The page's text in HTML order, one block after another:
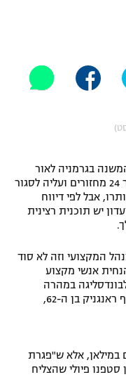
בגרמניה לאור
העובדה שהיא עם 10 נקודות בלבד לאחר 24 מחזורים ועליה לסגור
אבל לפי דיווח
יש תוכנית רצינית
המקצועי וזה לא סוד
אנשי מקצוע
במהרה
ונראה שהמנהל המקצועי הבא יהיה ראלף ראנגניק בן ה-62,
במילאן, אלא ש"פגרת
סטפנו פיולי שהצליח